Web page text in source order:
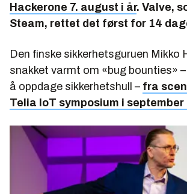
Hackerone 7. august i år. Valve,
Steam, rettet det først for 14
Den finske sikkerhetsguruen Mikko
snakket varmt om «bug bounties»
å oppdage sikkerhetshull – fra
Telia IoT symposium i september